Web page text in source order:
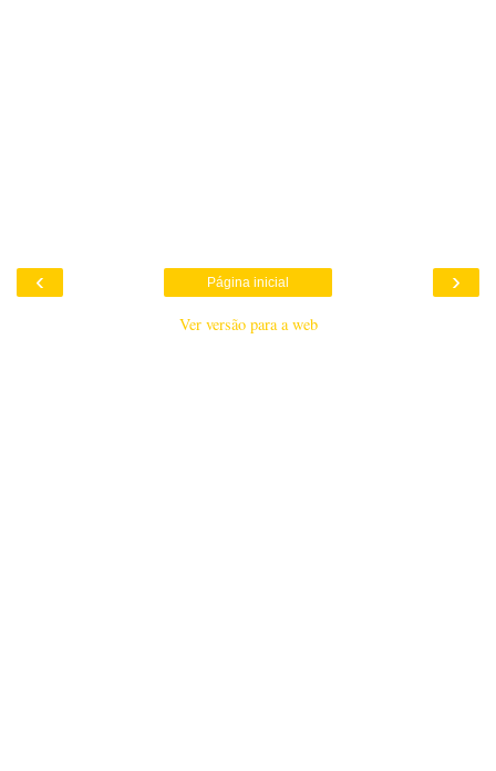
‹ ›
Página inicial
Ver versão para a web